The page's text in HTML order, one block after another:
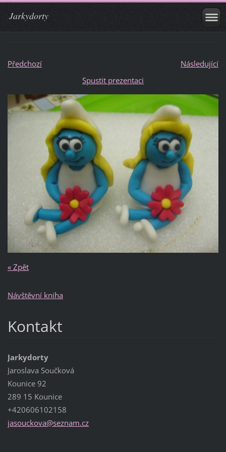
Jarkydorty
Předchozí
Následující
Spustit prezentaci
« Zpět
Návštěvní kniha
Kontakt
Jarkydorty
Jaroslava Součková
Kounice 92
289 15 Kounice
+420606102158
jasouckova@seznam.cz